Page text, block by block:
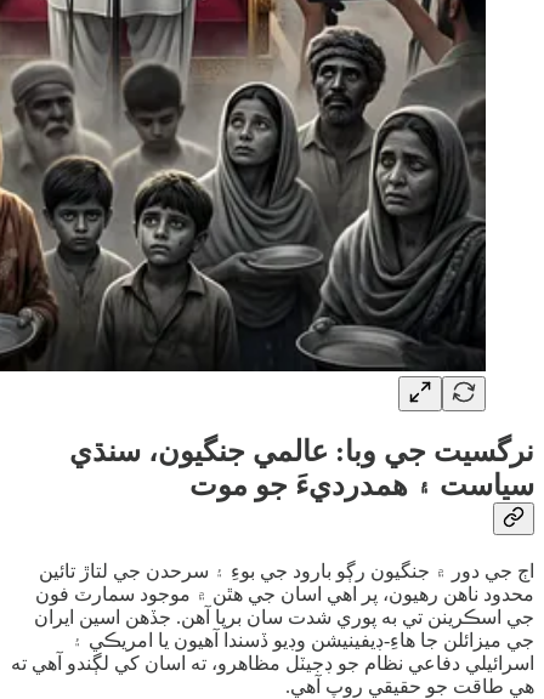
نرگسيت جي وبا: عالمي جنگيون، سنڌي
سياست ۽ همدرديءَ جو موت
​اڄ جي دور ۾ جنگيون رڳو بارود جي بوءِ ۽ سرحدن جي لتاڙ تائين
محدود ناهن رهيون، پر اهي اسان جي هٿن ۾ موجود سمارٽ فون
جي اسڪرينن تي به پوري شدت سان برپا آهن. جڏهن اسين ايران
جي ميزائلن جا هاءِ-ڊيفينيشن وڊيو ڏسندا آهيون يا امريڪي ۽
اسرائيلي دفاعي نظام جو ڊجيٽل مظاهرو، ته اسان کي لڳندو آهي ته
هي طاقت جو حقيقي روپ آهي.